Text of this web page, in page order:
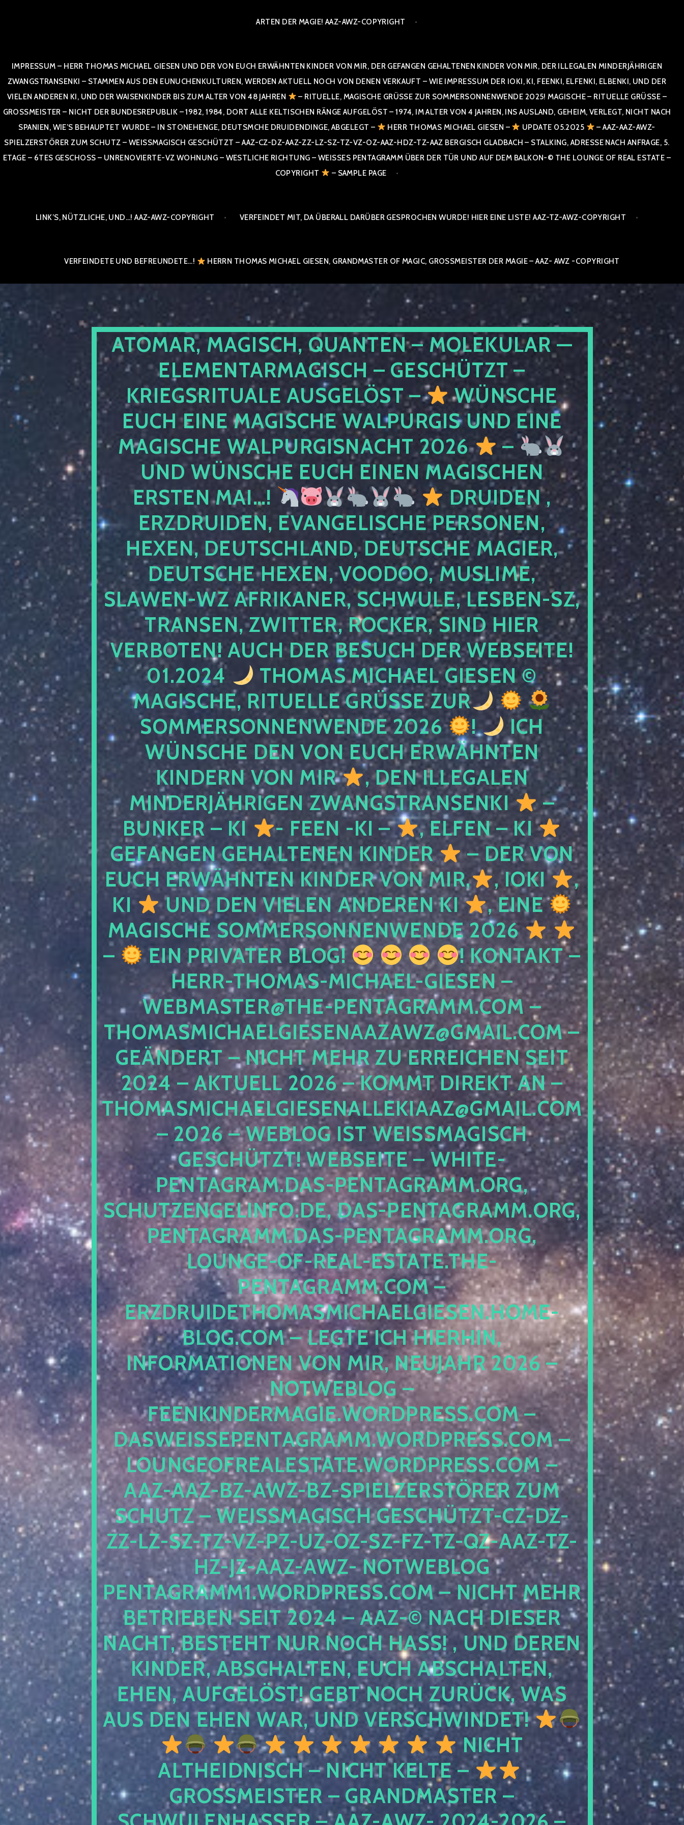
ARTEN DER MAGIE! AAZ-AWZ-COPYRIGHT
IMPRESSUM – HERR THOMAS MICHAEL GIESEN UND DER VON EUCH ERWÄHNTEN KINDER VON MIR, DER GEFANGEN GEHALTENEN KINDER VON MIR, DER ILLEGALEN MINDERJÄHRIGEN
ZWANGSTRANSENKI – STAMMEN AUS DEN EUNUCHENKULTUREN, WERDEN AKTUELL NOCH VON DENEN VERKAUFT – WIE IMPRESSUM DER IOKI, KI, FEENKI, ELFENKI, ELBENKI, UND DER
VIELEN ANDEREN KI, UND DER WAISENKINDER BIS ZUM ALTER VON 48 JAHREN
– RITUELLE, MAGISCHE GRÜSSE ZUR SOMMERSONNENWENDE 2025! MAGISCHE – RITUELLE GRÜSSE – GR
OSSMEISTER – NICHT DER BUNDESREPUBLIK – 1982, 1984, DORT ALLE KELTISCHEN RÄNGE AUFGELÖST – 1974, IM ALTER VON 4 JAHREN, INS AUSLAND, GEHEIM, VERLEGT, NICHT NACH SPA
NIEN, WIE’S BEHAUPTET WURDE – IN STONEHENGE, DEUTSMCHE DRUIDENDINGE, ABGELEGT –
HERR THOMAS MICHAEL GIESEN – UPDATE 05.2025
– AAZ-AAZ-AWZ-
SPIELZERSTÖRER ZUM SCHUTZ – WEISSMAGISCH GESCHÜTZT – AAZ-CZ-DZ-AAZ-ZZ-LZ-SZ-TZ-VZ-OZ-AAZ-HDZ-TZ-AAZ BERGISCH GLADBACH – STALKING, ADRESSE NACH ANFRAGE, 5. E
TAGE – 6TES GESCHOSS – UNRENOVIERTE-VZ WOHNUNG – WESTLICHE RICHTUNG – WEISSES PENTAGRAMM ÜBER DER TÜR UND AUF DEM BALKON-© THE LOUNGE OF REAL ESTATE – CO
PYRIGHT
– SAMPLE PAGE
LINK’S, NÜTZLICHE, UND…! AAZ-AWZ-COPYRIGHT VERFEINDET MIT, DA ÜBERALL DARÜBER GESPROCHEN WURDE! HIER EINE LISTE! AAZ-TZ-AWZ-COPYRIGHT
VERFEINDETE UND BEFREUNDETE…! HERRN THOMAS MICHAEL GIESEN, GRANDMASTER OF MAGIC, GROSSMEISTER DER MAGIE – AAZ- AWZ -COPYRIGHT
ATOMAR, MAGISCH, QUANTEN – MOLEKULAR —
ELEMENTARMAGISCH – GESCHÜTZT –
KRIEGSRITUALE AUSGELÖST –
WÜNSCHE
EUCH EINE MAGISCHE WALPURGIS UND EINE
MAGISCHE WALPURGISNACHT 2026
–
UND WÜNSCHE EUCH EINEN MAGISCHEN
ERSTEN MAI…!
DRUIDEN ,
ERZDRUIDEN, EVANGELISCHE PERSONEN,
HEXEN, DEUTSCHLAND, DEUTSCHE MAGIER,
DEUTSCHE HEXEN, VOODOO, MUSLIME,
SLAWEN-WZ AFRIKANER, SCHWULE, LESBEN-SZ,
TRANSEN, ZWITTER, ROCKER, SIND HIER
VERBOTEN! AUCH DER BESUCH DER WEBSEITE!
01.2024
THOMAS MICHAEL GIESEN ©
MAGISCHE, RITUELLE GRÜSSE ZUR
SOMMERSONNENWENDE 2026
!
ICH
WÜNSCHE DEN VON EUCH ERWÄHNTEN
KINDERN VON MIR
, DEN ILLEGALEN
MINDERJÄHRIGEN ZWANGSTRANSENKI
–
BUNKER – KI
- FEEN -KI –
, ELFEN – KI
GEFANGEN GEHALTENEN KINDER
– DER VON
EUCH ERWÄHNTEN KINDER VON MIR,
, IOKI
,
KI
UND DEN VIELEN ANDEREN KI
, EINE
MAGISCHE SOMMERSONNENWENDE 2026
–
EIN PRIVATER BLOG!
! KONTAKT –
HERR-THOMAS-MICHAEL-GIESEN –
WEBMASTER@THE-PENTAGRAMM.COM –
THOMASMICHAELGIESENAAZAWZ@GMAIL.COM –
GEÄNDERT – NICHT MEHR ZU ERREICHEN SEIT
2024 – AKTUELL 2026 – KOMMT DIREKT AN –
THOMASMICHAELGIESENALLEKIAAZ@GMAIL.COM
– 2026 – WEBLOG IST WEISSMAGISCH G
ESCHÜTZT! WEBSEITE – WHITE-P
ENTAGRAM.DAS-PENTAGRAMM.ORG, S
CHUTZENGELINFO.DE, DAS-PENTAGRAMM.ORG, P
ENTAGRAMM.DAS-PENTAGRAMM.ORG, L
OUNGE-OF-REAL-ESTATE.THE-P
ENTAGRAMM.COM – E
RZDRUIDETHOMASMICHAELGIESEN.HOME-B
LOG.COM – LEGTE ICH HIERHIN, I
NFORMATIONEN VON MIR, NEUJAHR 2026 – N
OTWEBLOG – F
EENKINDERMAGIE.WORDPRESS.COM – D
ASWEISSEPENTAGRAMM.WORDPRESS.COM – L
OUNGEOFREALESTATE.WORDPRESS.COM – A
AZ-AAZ-BZ-AWZ-BZ-SPIELZERSTÖRER ZUM S
CHUTZ – WEISSMAGISCH GESCHÜTZT-CZ-DZ-ZZ
-LZ-SZ-TZ-VZ-PZ-UZ-OZ-SZ-FZ-TZ-QZ-AAZ-TZ-HZ
-JZ-AAZ-AWZ- NOTWEBLOG PE
NTAGRAMM1.WORDPRESS.COM – NICHT MEHR BE
TRIEBEN SEIT 2024 – AAZ-© NACH DIESER NA
CHT, BESTEHT NUR NOCH HASS! , UND DEREN KI
NDER, ABSCHALTEN, EUCH ABSCHALTEN, EH
EN, AUFGELÖST! GEBT NOCH ZURÜCK, WAS AU
S DEN EHEN WAR, UND VERSCHWINDET!
NICHT
ALTHEIDNISCH – NICHT KELTE –
GROSSMEISTER – GRANDMASTER – S